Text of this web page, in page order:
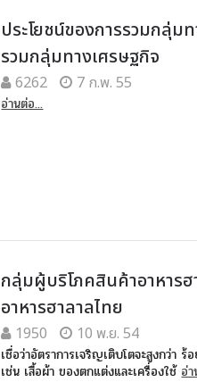
ประโยชน์ของการรวมกลุ่ม
รวมกลุ่มทางเศรษฐกิจ
6262 7 ก.พ. 55
อ่านต่อ...
กลุ่มผู้บริโภคสินค้าอาหาร
อาหารฮาลาลไทย
1950 10 พ.ย. 54
เชื่อว่าอัตราการเจริญเติบโตจะสูงกว่า
เช่น เสื้อผ้า ของตกแต่งและเครื่องใช้ อ่